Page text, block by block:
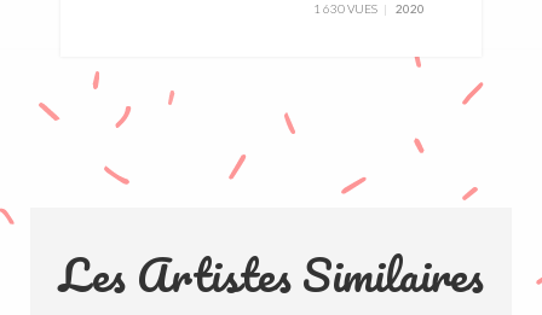
1 630 VUES 2020
Les Artistes Similaires